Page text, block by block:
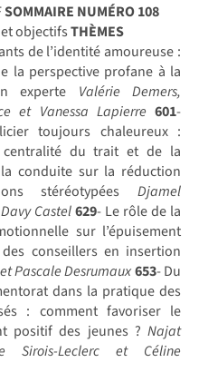
SOMMAIRE NUMÉRO 108
objectifsTHÈMES
de l’identité amoureuse :
la perspective profane à la
experte Valérie Demers,
et Vanessa Lapierre 601-
toujours chaleureux :
du trait et de la
conduite sur la réduction
stéréotypées Djamel
Castel629- Le rôle de la
sur l’épuisement
conseillers en insertion
Pascale Desrumaux653- Du
dans la pratique des
: comment favoriser le
positif des jeunes ? Najat
Sirois-Leclerc et Céline